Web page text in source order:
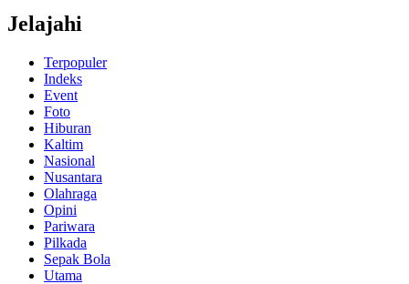
Jelajahi
Terpopuler
Indeks
Event
Foto
Hiburan
Kaltim
Nasional
Nusantara
Olahraga
Opini
Pariwara
Pilkada
Sepak Bola
Utama